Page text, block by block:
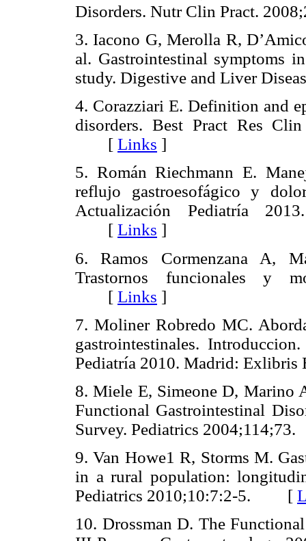
Disorders. Nutr Clin Pract.
3. Iacono G, Merolla R,
al. Gastrointestinal symptoms
study. Digestive and Liver
4. Corazziari E. Definition and
disorders. Best Pract Res
[ Links ]
5. Román Riechmann E.
reflujo gastroesofágico y
Actualización Pediatría
[ Links ]
6. Ramos Cormenzana A,
Trastornos funcionales y
[ Links ]
7. Moliner Robredo MC.
gastrointestinales.
Pediatría 2010. Madrid: Exlibris
8. Miele E, Simeone D, Marino
Functional Gastrointestinal
Survey. Pediatrics 2004;114;73.
9. Van Howe1 R, Storms M.
in a rural population:
Pediatrics 2010;10:7:2-5.
[
10. Drossman D. The